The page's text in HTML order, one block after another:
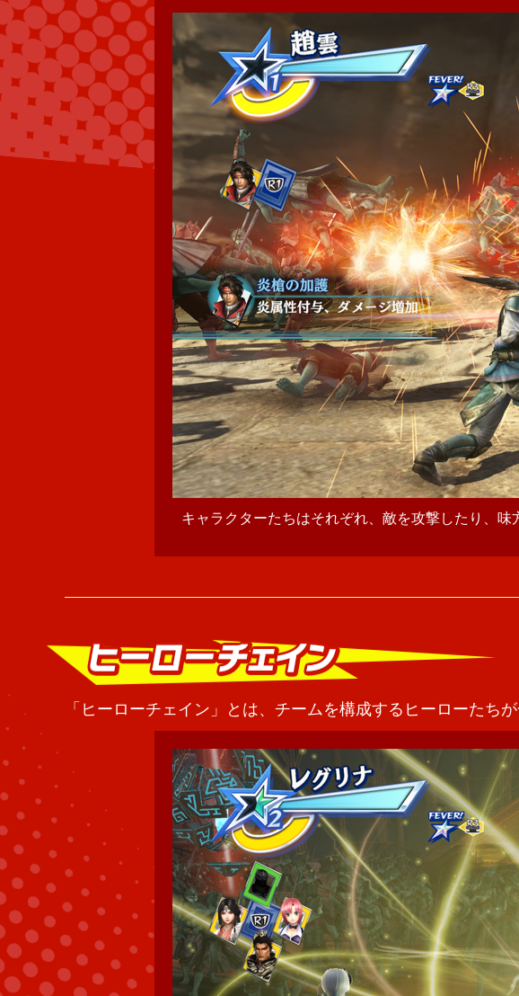
キャラクターたちはそれぞれ、敵を攻撃したり、
「ヒーローチェイン」とは、チームを構成するヒーローたち